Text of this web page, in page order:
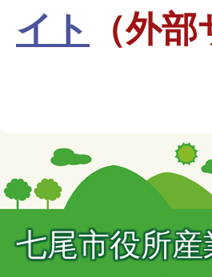
イト
（外
七尾市役所